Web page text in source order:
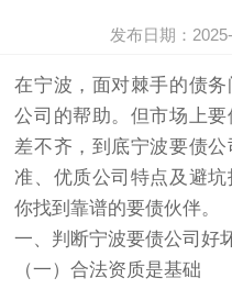
发布日期：
在宁波，面对棘手的债
公司 的帮助。但市场上
差不齐，到底宁波要债
准、优质公司特点及避
你找到靠谱的要债伙伴。
一、判断宁波要债公司好
（一）合法资质是基础